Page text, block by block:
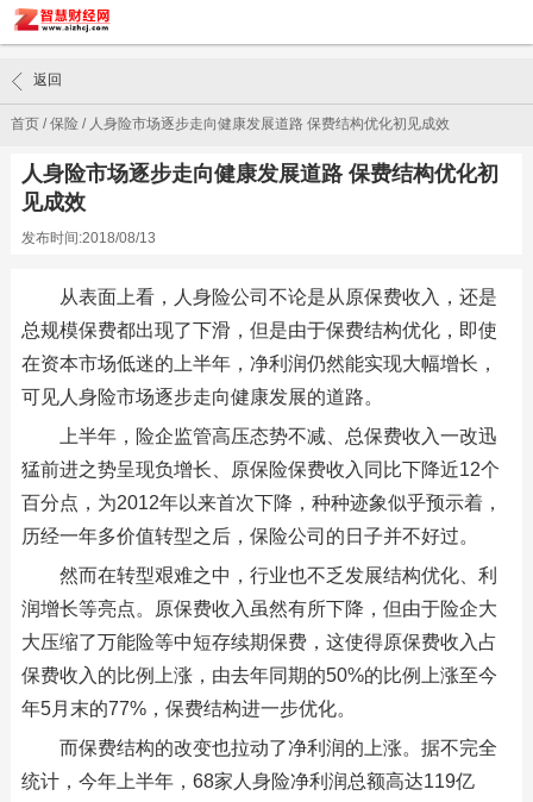
首页/保险/ 人身险市场逐步走向健康发展道路 保费结构优化初见成效
返回
人身险市场逐步走向健康发展道路 保费结构优化初
见成效
发布时间:2018/08/13
从表面上看，人身险公司不论是从原保费收入，还是
总规模保费都出现了下滑，但是由于保费结构优化，即使
在资本市场低迷的上半年，净利润仍然能实现大幅增长，
可见人身险市场逐步走向健康发展的道路。
上半年，险企监管高压态势不减、总保费收入一改迅
猛前进之势呈现负增长、原保险保费收入同比下降近12个
百分点，为2012年以来首次下降，种种迹象似乎预示着，
历经一年多价值转型之后，保险公司的日子并不好过。
然而在转型艰难之中，行业也不乏发展结构优化、利
润增长等亮点。原保费收入虽然有所下降，但由于险企大
大压缩了万能险等中短存续期保费，这使得原保费收入占
保费收入的比例上涨，由去年同期的50%的比例上涨至今
年5月末的77%，保费结构进一步优化。
而保费结构的改变也拉动了净利润的上涨。据不完全
统计，今年上半年，68家人身险净利润总额高达119亿